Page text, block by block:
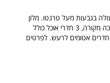
בגבעות מעל טרנטו. מלון
אלגנטי זה מציע לאורחיו מרכז ספא, בריכה מקורה, 3 חדרי אוכל כולל
אטומים לרעש. לפרטים